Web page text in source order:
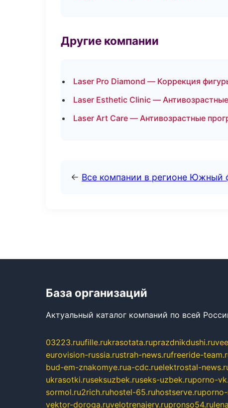
Другие компании
Laser Pro Diamond — Коррекция
Laser Esthetic Clinic —
Laser Art Care — Антивозрастные
← Все компании в регионе Южный
База организаций
Актуальный каталог компаний по всей
03223.ruufille.rukrasotata.ruprazdnikdushi.ru
eurovision-russia.rustrah-news.rufreeride-
bud-em-znakomye.rua-cdc.ruelektrostal-
ukrasotki.ruseksuzbek.ruseks-uzbek.ruporno-
sormol.ru2rich.ruhostel-65.ruhostserve.ru
vektor-doroga.ruvelotrenajery.rupronso54.ru